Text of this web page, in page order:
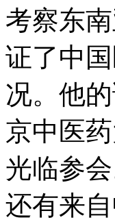
考察东
证了中
况。他
京中医
光临参
还有来